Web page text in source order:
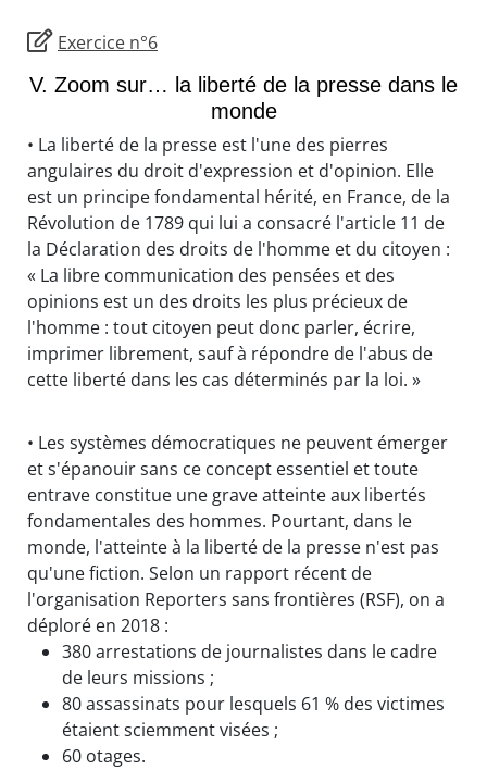
Exercice n°6
V. Zoom sur… la liberté de la presse dans le
monde
• La liberté de la presse est l'une des pierres
angulaires du droit d'expression et d'opinion. Elle
est un principe fondamental hérité, en France, de la
Révolution de 1789 qui lui a consacré l'article 11 de
la Déclaration des droits de l'homme et du citoyen :
« La libre communication des pensées et des
opinions est un des droits les plus précieux de
l'homme : tout citoyen peut donc parler, écrire,
imprimer librement, sauf à répondre de l'abus de
cette liberté dans les cas déterminés par la loi. »
• Les systèmes démocratiques ne peuvent émerger
et s'épanouir sans ce concept essentiel et toute
entrave constitue une grave atteinte aux libertés
fondamentales des hommes. Pourtant, dans le
monde, l'atteinte à la liberté de la presse n'est pas
qu'une fiction. Selon un rapport récent de
l'organisation Reporters sans frontières (RSF), on a
déploré en 2018 :
380 arrestations de journalistes dans le cadre
de leurs missions ;
80 assassinats pour lesquels 61 % des victimes
étaient sciemment visées ;
60 otages.